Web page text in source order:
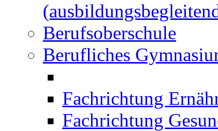
Berufsoberschule
Berufliches
Fachrichtung
Fachrichtung